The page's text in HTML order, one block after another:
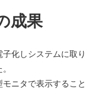
成果
化しシステムに取り
ニタで表示すること